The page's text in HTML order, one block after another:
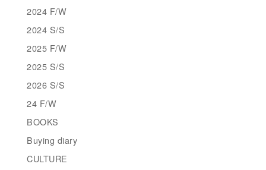
2024 F/W
2024 S/S
2025 F/W
2025 S/S
2026 S/S
24 F/W
BOOKS
Buying diary
CULTURE